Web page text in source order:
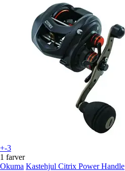
+-3
1 farver
Okuma Kastehjul Citrix Power Handle